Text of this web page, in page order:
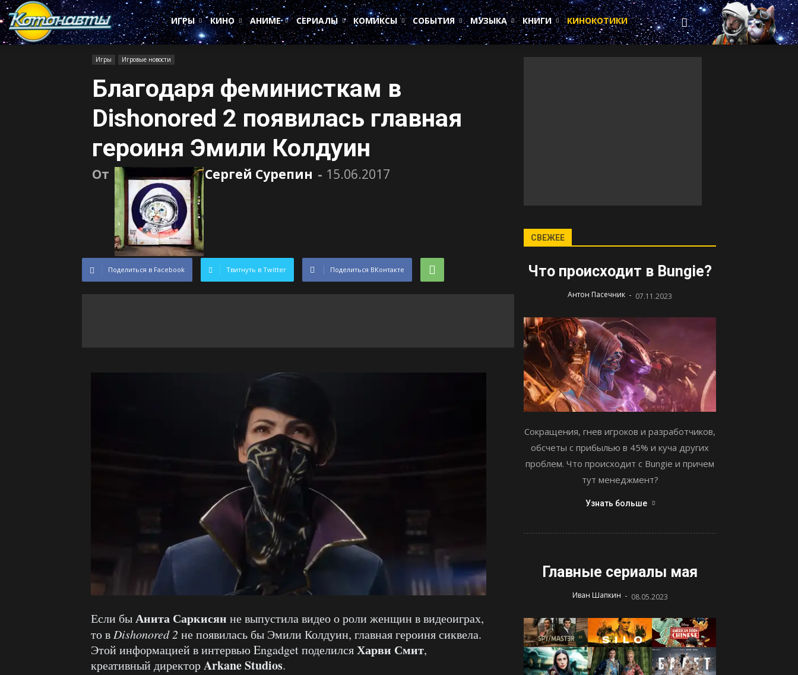
Котонавты
ИГРЫ
КИНО АНИМЕ СЕРИАЛЫ КОМИКСЫ СОБЫТИЯ МУЗЫКА КНИГИ КИНОКОТИКИ
Игры Игровые новости
Благодаря феминисткам в
Dishonored 2 появилась главная
героиня Эмили Колдуин
От Сергей Сурепин - 15.06.2017
Поделиться в Facebook Твитнуть в Twitter Поделиться ВКонтакте
Если быАнита Саркисян не выпустила видео о роли женщин в видеоиграх,
то в Dishonored 2 не появилась бы Эмили Колдуин, главная героиня сиквела.
Этой информацией в интервью Engadget поделилсяХарви Смит,
креативный директорArkane Studios.
СВЕЖЕЕ
Что происходит в Bungie?
Антон Пасечник - 07.11.2023
Сокращения, гнев игроков и разработчиков,
обсчеты с прибылью в 45% и куча других
проблем. Что происходит с Bungie и причем
тут менеджмент?
Узнать больше
Главные сериалы мая
Иван Шапкин - 08.05.2023